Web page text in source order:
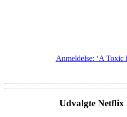
Anmeldelse: ‘A Toxic
Udvalgte Netflix